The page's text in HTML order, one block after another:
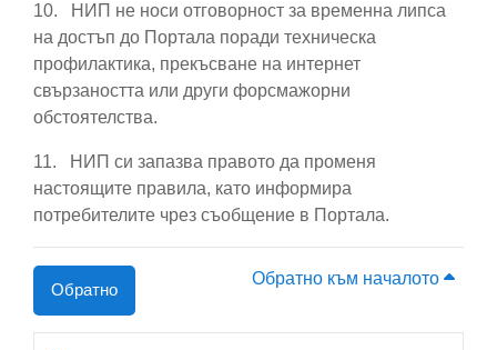
10.
НИП не носи отговорност за временна липса
на достъп до Портала поради техническа
профилактика, прекъсване на интернет
свързаността или други форсмажорни
обстоятелства.
11.
НИП си запазва правото да променя
настоящите правила, като информира
потребителите чрез съобщение в Портала.
Обратно
Обратно към началото